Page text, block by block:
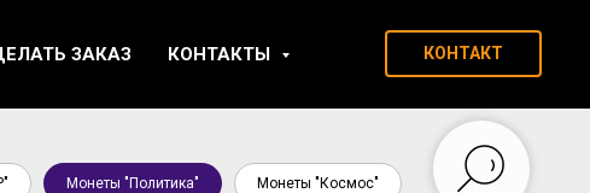
ЗАКАЗ КОНТАКТЫ КОНТАКТ
Монеты "Политика" Монеты "Космос"